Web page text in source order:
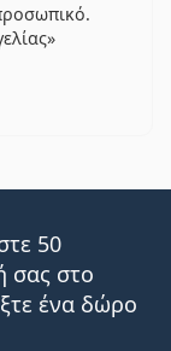
50
σας στο
ένα δώρο